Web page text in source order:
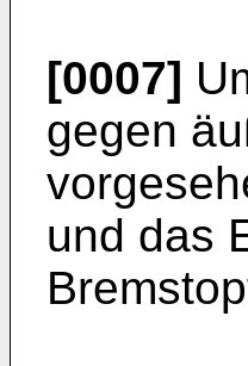
[0007]
gegen
und das